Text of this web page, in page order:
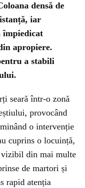
densă de
iar
împiedicat
apropiere.
a stabili
seară într-o zonă
provocând
o intervenție
cuprins o locuință,
din mai multe
de martori și
rapid atenția